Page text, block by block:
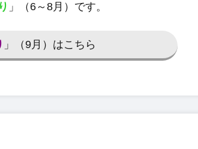
」（6～8月）です。
」（9月）はこちら